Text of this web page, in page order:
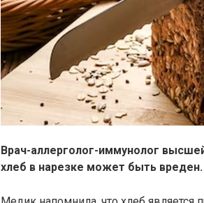
Врач-аллерголог-иммунолог
хлеб в нарезке может быть